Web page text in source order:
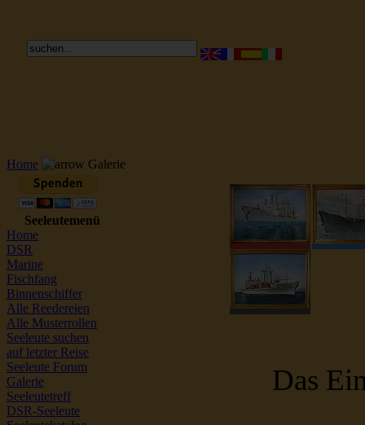
Home Galerie
Seeleutemenü
Home
DSR
Marine
Fischfang
Binnenschiffer
Alle Reedereien
Alle Musterrollen
Seeleute suchen
auf letzter Reise
Seeleute Forum
Galerie
Seeleutetreff
DSR-Seeleute
Das